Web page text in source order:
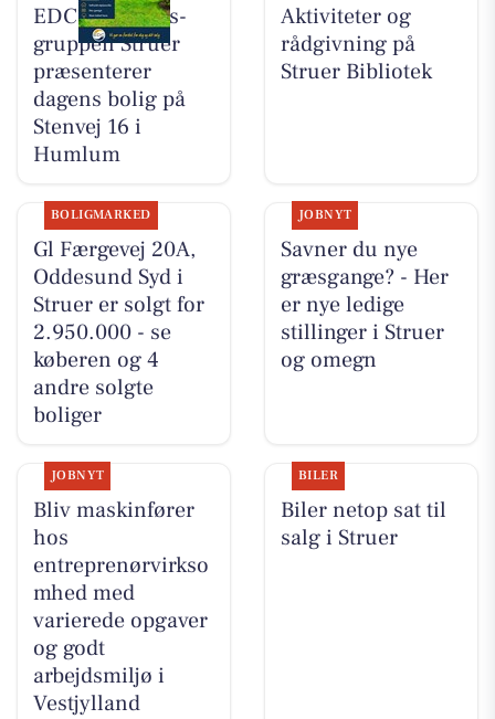
EDC Ejen­doms­
grup­pen Struer
præsenterer
dagens bolig på
Stenvej 16 i
Humlum
Aktiviteter og
rådgivning på
Struer Bibliotek
BOLIGMARKED
Gl Færgevej 20A,
Oddesund Syd i
Struer er solgt for
2.950.000 - se
køberen og 4
andre solgte
boliger
JOBNYT
Savner du nye
græsgange? - Her
er nye ledige
stillinger i Struer
og omegn
JOBNYT
Bliv maskinfører
hos
entreprenørvirkso
mhed med
varierede opgaver
og godt
arbejdsmiljø i
Vestjylland
BILER
Biler netop sat til
salg i Struer